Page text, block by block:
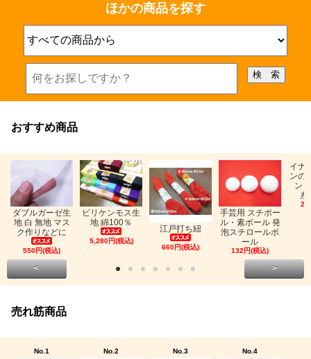
ほかの商品を探す
おすすめ商品
ダブルガーゼ生
地 白 無地 マス
ク作りなどに
550円(税込)
ビリケンモス生
地 綿100％
5,280円(税込)
江戸打ち紐
660円(税込)
手芸用 スチボー
ル・素ボール 発
泡スチロールボ
ール
132円(税込)
イナ
ンの
ン
糸
< >
売れ筋商品
No.1 No.2 No.3 No.4